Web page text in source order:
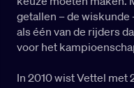
getallen – de wiskunde
als één van de rijders
voor het
In 2010 wist Vettel met